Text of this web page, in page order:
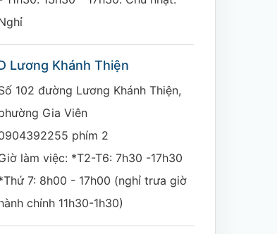
Lương Khánh Thiện
102 đường Lương Khánh Thiện,
Gia Viên
phím 2
làm việc: *T2-T6: 7h30 -17h30
7: 8h00 - 17h00 (nghỉ trưa giờ
chính 11h30-1h30)